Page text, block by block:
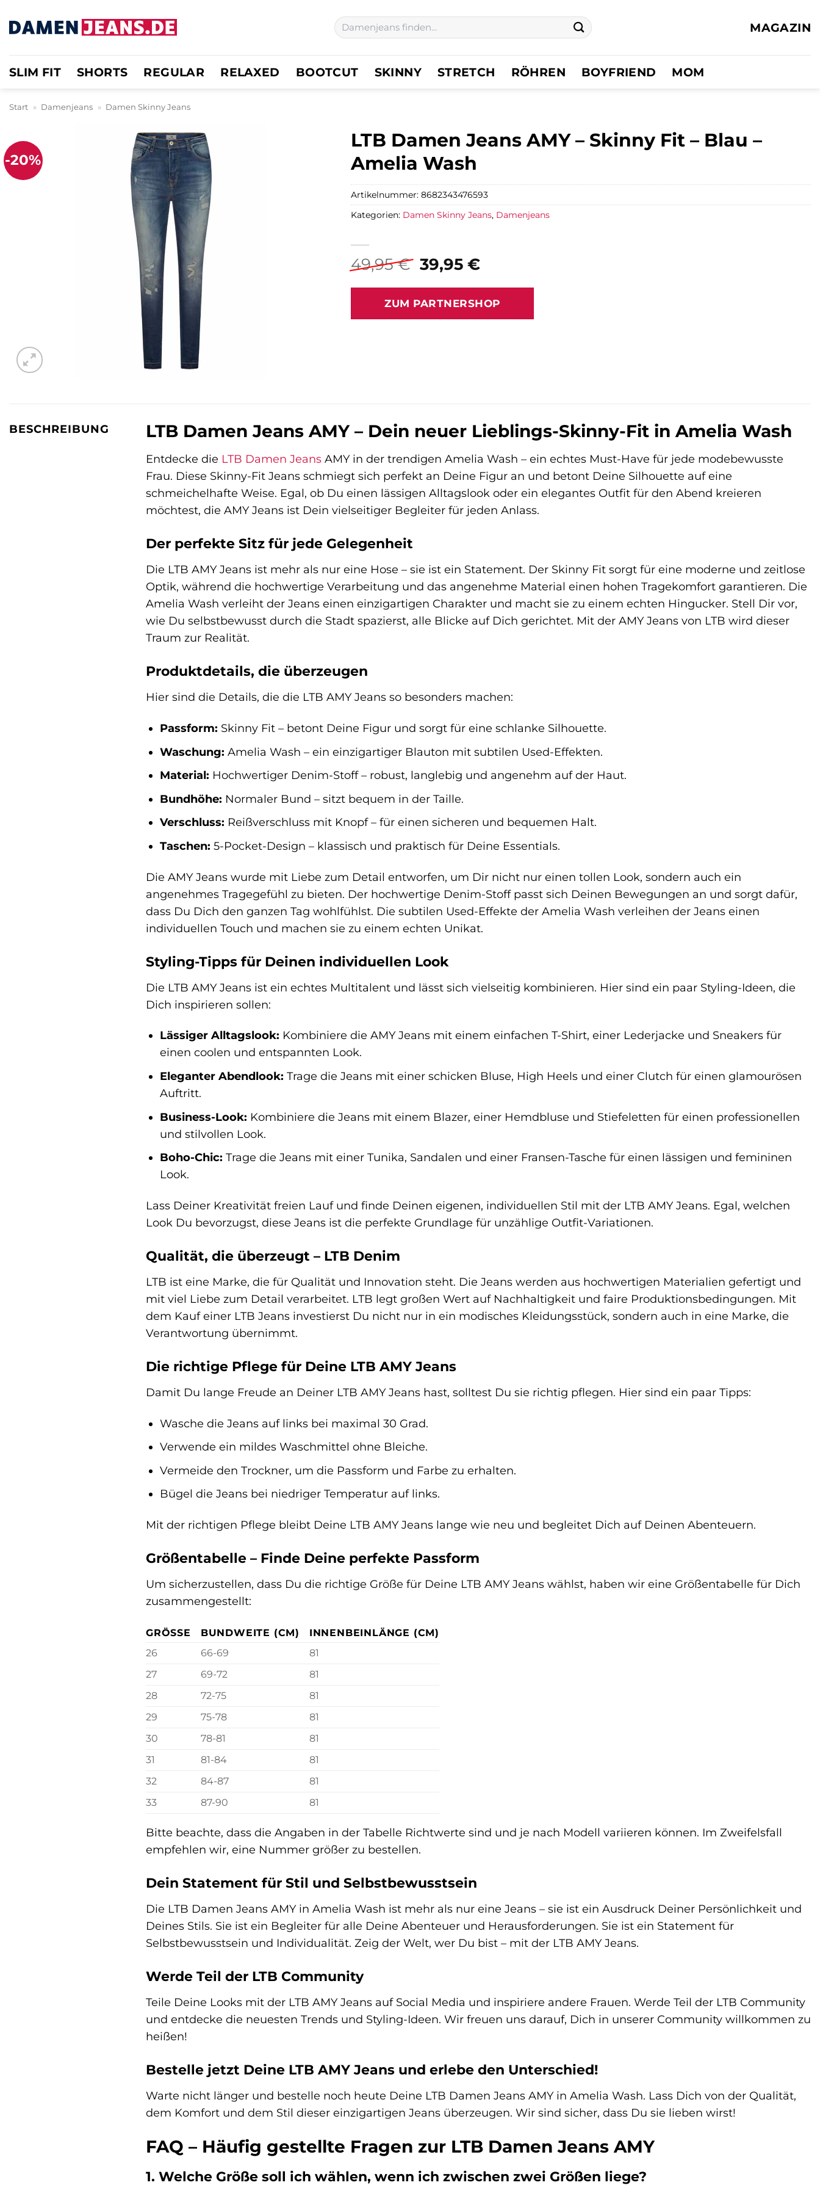
Inhalt
Suchen
nach:
MAGAZIN
SLIM FIT SHORTS REGULAR RELAXED BOOTCUT SKINNY STRETCH RÖHREN BOYFRIEND MOM
Start » Damenjeans » Damen Skinny Jeans
-20%
LTB Damen Jeans AMY – Skinny Fit – Blau –
Amelia Wash
49,95€ Ursprünglicher
war:
49,95 €
39,95 €Aktueller
ist:
39,95 €.
ZUM PARTNERSHOP
Artikelnummer: 8682343476593
Kategorien: Damen Skinny Jeans, Damenjeans
BESCHREIBUNG LTB Damen Jeans AMY – Dein neuer Lieblings-Skinny-Fit in Amelia Wash
Entdecke die LTB Damen Jeans AMY in der trendigen Amelia Wash – ein echtes Must-Have für jede modebewusste
Frau. Diese Skinny-Fit Jeans schmiegt sich perfekt an Deine Figur an und betont Deine Silhouette auf eine
schmeichelhafte Weise. Egal, ob Du einen lässigen Alltagslook oder ein elegantes Outfit für den Abend kreieren
möchtest, die AMY Jeans ist Dein vielseitiger Begleiter für jeden Anlass.
Der perfekte Sitz für jede Gelegenheit
Die LTB AMY Jeans ist mehr als nur eine Hose – sie ist ein Statement. Der Skinny Fit sorgt für eine moderne und zeitlose
Optik, während die hochwertige Verarbeitung und das angenehme Material einen hohen Tragekomfort garantieren. Die
Amelia Wash verleiht der Jeans einen einzigartigen Charakter und macht sie zu einem echten Hingucker. Stell Dir vor,
wie Du selbstbewusst durch die Stadt spazierst, alle Blicke auf Dich gerichtet. Mit der AMY Jeans von LTB wird dieser
Traum zur Realität.
Produktdetails, die überzeugen
Hier sind die Details, die die LTB AMY Jeans so besonders machen:
Passform: Skinny Fit – betont Deine Figur und sorgt für eine schlanke Silhouette.
Waschung: Amelia Wash – ein einzigartiger Blauton mit subtilen Used-Effekten.
Material: Hochwertiger Denim-Stoff – robust, langlebig und angenehm auf der Haut.
Bundhöhe: Normaler Bund – sitzt bequem in der Taille.
Verschluss: Reißverschluss mit Knopf – für einen sicheren und bequemen Halt.
Taschen: 5-Pocket-Design – klassisch und praktisch für Deine Essentials.
Die AMY Jeans wurde mit Liebe zum Detail entworfen, um Dir nicht nur einen tollen Look, sondern auch ein
angenehmes Tragegefühl zu bieten. Der hochwertige Denim-Stoff passt sich Deinen Bewegungen an und sorgt dafür,
dass Du Dich den ganzen Tag wohlfühlst. Die subtilen Used-Effekte der Amelia Wash verleihen der Jeans einen
individuellen Touch und machen sie zu einem echten Unikat.
Styling-Tipps für Deinen individuellen Look
Die LTB AMY Jeans ist ein echtes Multitalent und lässt sich vielseitig kombinieren. Hier sind ein paar Styling-Ideen, die
Dich inspirieren sollen:
Lässiger Alltagslook: Kombiniere die AMY Jeans mit einem einfachen T-Shirt, einer Lederjacke und Sneakers für
einen coolen und entspannten Look.
Eleganter Abendlook: Trage die Jeans mit einer schicken Bluse, High Heels und einer Clutch für einen glamourösen
Auftritt.
Business-Look: Kombiniere die Jeans mit einem Blazer, einer Hemdbluse und Stiefeletten für einen professionellen
und stilvollen Look.
Boho-Chic: Trage die Jeans mit einer Tunika, Sandalen und einer Fransen-Tasche für einen lässigen und femininen
Look.
Lass Deiner Kreativität freien Lauf und finde Deinen eigenen, individuellen Stil mit der LTB AMY Jeans. Egal, welchen
Look Du bevorzugst, diese Jeans ist die perfekte Grundlage für unzählige Outfit-Variationen.
Qualität, die überzeugt – LTB Denim
LTB ist eine Marke, die für Qualität und Innovation steht. Die Jeans werden aus hochwertigen Materialien gefertigt und
mit viel Liebe zum Detail verarbeitet. LTB legt großen Wert auf Nachhaltigkeit und faire Produktionsbedingungen. Mit
dem Kauf einer LTB Jeans investierst Du nicht nur in ein modisches Kleidungsstück, sondern auch in eine Marke, die
Verantwortung übernimmt.
Die richtige Pflege für Deine LTB AMY Jeans
Damit Du lange Freude an Deiner LTB AMY Jeans hast, solltest Du sie richtig pflegen. Hier sind ein paar Tipps:
Wasche die Jeans auf links bei maximal 30 Grad.
Verwende ein mildes Waschmittel ohne Bleiche.
Vermeide den Trockner, um die Passform und Farbe zu erhalten.
Bügel die Jeans bei niedriger Temperatur auf links.
Mit der richtigen Pflege bleibt Deine LTB AMY Jeans lange wie neu und begleitet Dich auf Deinen Abenteuern.
Größentabelle – Finde Deine perfekte Passform
Um sicherzustellen, dass Du die richtige Größe für Deine LTB AMY Jeans wählst, haben wir eine Größentabelle für Dich
zusammengestellt:
GRÖSSE BUNDWEITE (CM)
INNENBEINLÄNGE (CM)
26
66-69
81
27
69-72
81
28
72-75
81
29
75-78
81
30
78-81
81
31
81-84
81
32
84-87
81
33
87-90 81
Bitte beachte, dass die Angaben in der Tabelle Richtwerte sind und je nach Modell variieren können. Im Zweifelsfall
empfehlen wir, eine Nummer größer zu bestellen.
Dein Statement für Stil und Selbstbewusstsein
Die LTB Damen Jeans AMY in Amelia Wash ist mehr als nur eine Jeans – sie ist ein Ausdruck Deiner Persönlichkeit und
Deines Stils. Sie ist ein Begleiter für alle Deine Abenteuer und Herausforderungen. Sie ist ein Statement für
Selbstbewusstsein und Individualität. Zeig der Welt, wer Du bist – mit der LTB AMY Jeans.
Werde Teil der LTB Community
Teile Deine Looks mit der LTB AMY Jeans auf Social Media und inspiriere andere Frauen. Werde Teil der LTB Community
und entdecke die neuesten Trends und Styling-Ideen. Wir freuen uns darauf, Dich in unserer Community willkommen zu
heißen!
Bestelle jetzt Deine LTB AMY Jeans und erlebe den Unterschied!
Warte nicht länger und bestelle noch heute Deine LTB Damen Jeans AMY in Amelia Wash. Lass Dich von der Qualität,
dem Komfort und dem Stil dieser einzigartigen Jeans überzeugen. Wir sind sicher, dass Du sie lieben wirst!
FAQ – Häufig gestellte Fragen zur LTB Damen Jeans AMY
1. Welche Größe soll ich wählen, wenn ich zwischen zwei Größen liege?